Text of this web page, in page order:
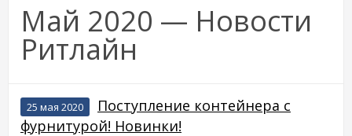
Май 2020 — Новости
Ритлайн
25 мая 2020
Поступление контейнера с
фурнитурой! Новинки!